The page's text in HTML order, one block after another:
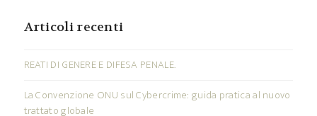
Articoli recenti
REATI DI GENERE E DIFESA PENALE.
La Convenzione ONU sul Cybercrime: guida pratica al nuovo
trattato globale